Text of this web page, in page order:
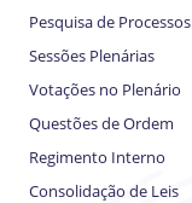
Pesquisa de Processos
Sessões Plenárias
Votações no Plenário
Questões de Ordem
Regimento Interno
Consolidação de Leis